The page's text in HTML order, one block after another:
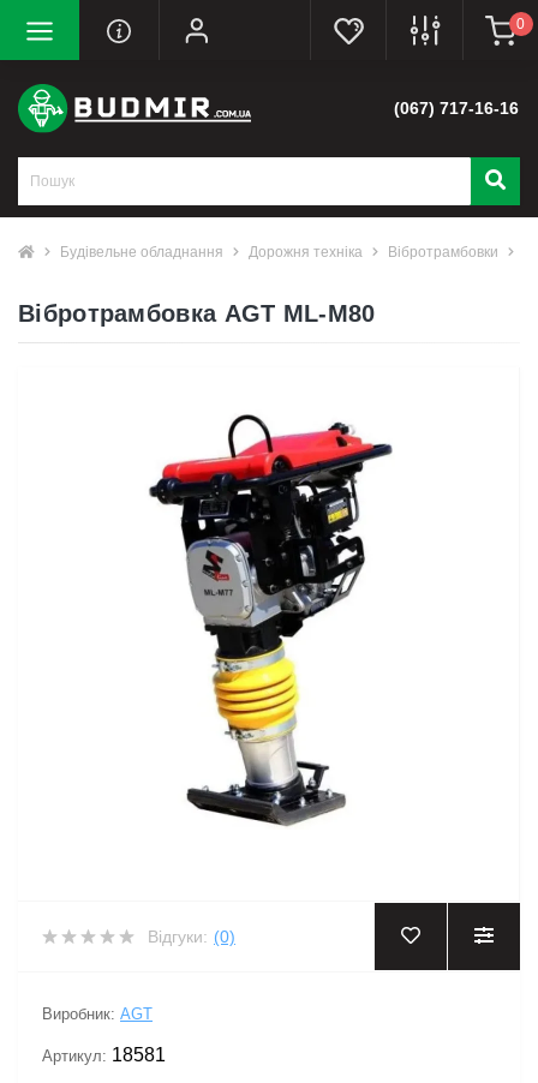
0
(067) 717-16-16
Будівельне обладнання Дорожня техніка Вібротрамбовки
Вібротрамбовка AGT ML-M80
Відгуки: (0)
Виробник: AGT
Артикул: 18581